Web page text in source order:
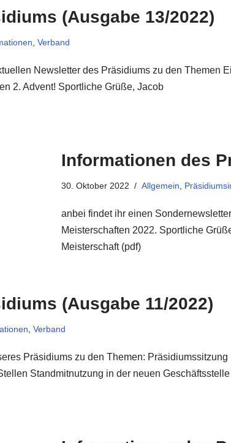
(Ausgabe 13/2022)
Verband
Newsletter des Präsidiums zu den Themen
2. Advent! Sportliche Grüße, Jacob
Informationen des
30. Oktober 2022 Allgemein
anbei findet ihr einen
Meisterschaften 2022. Sportliche
Meisterschaft (pdf)
(Ausgabe 11/2022)
Verband
Präsidiums zu den Themen: Präsidiumssitzung
Standmitnutzung in der neuen